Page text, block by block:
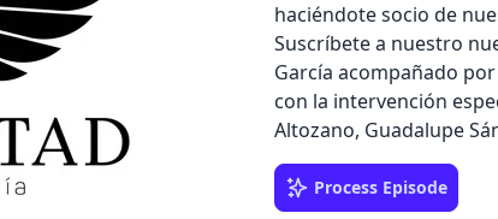
Read about our content policies
haciéndote socio de
Suscríbete a nuestro
García acompañado
con la intervención
Altozano, Guadalupe
mensajes del CNI
entorno a Zapatero.
Process Episode